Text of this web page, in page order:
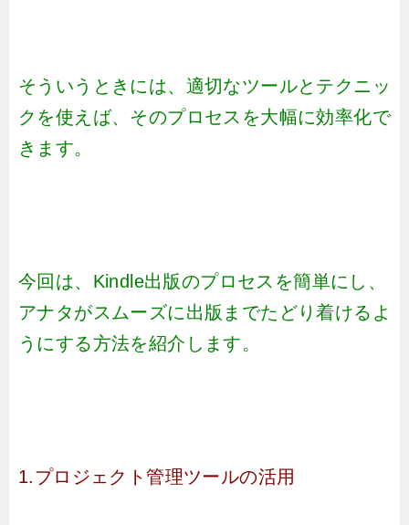
そういうときには、適切なツールとテクニッ
クを使えば、そのプロセスを大幅に効率化で
きます。
今回は、Kindle出版のプロセスを簡単にし、
アナタがスムーズに出版までたどり着けるよ
うにする方法を紹介します。
1.プロジェクト管理ツールの活用